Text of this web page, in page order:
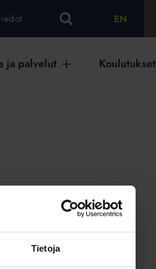
Tietoja
EN
ja palvelut Koulutukset